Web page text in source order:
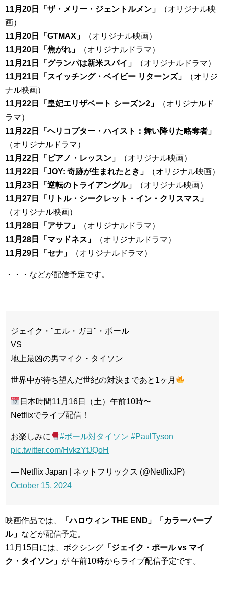
11月20日「ザ・メリー・ジェントルメン」
（オリジナル映
画）
11月20日「GTMAX」
（オリジナル映画）
11月20日「焦がれ」
（オリジナルドラマ）
11月21日「グランパは新米スパイ」
（オリジナルドラマ）
11月21日「スイッチング・ベイビー リターンズ」
（オリジ
ナル映画）
11月22日「皇妃エリザベート シーズン2」
（オリジナルド
ラマ）
11月22日「ヘリコプター・ハイスト：舞い降りた略奪者」
（オリジナルドラマ）
11月22日「ピアノ・レッスン」
（オリジナル映画）
11月22日「JOY: 奇跡が生まれたとき」
（オリジナル映画）
11月23日「逆転のトライアングル」
（オリジナル映画）
11月27日「リトル・シークレット・イン・クリスマス」
（オリジナル映画）
11月28日「アサフ」
（オリジナルドラマ）
11月28日「マッドネス」
（オリジナルドラマ）
11月29日「セナ」
（オリジナルドラマ）
・・・などが配信予定です。
ジェイク・"エル・ガヨ"・ポール
VS
地上最凶の男マイク・タイソン
世界中が待ち望んだ世紀の対決まであと1ヶ月
日本時間11月16日（土）午前10時〜
Netflixでライブ配信！
お楽しみに #ポール対タイソン #PaulTyson
pic.twitter.com/HvkzYtJQoH
— Netflix Japan | ネットフリックス (@NetflixJP)
October 15, 2024
映画作品では、
「ハロウィン THE END」「カラーパープ
ル」 などが配信予定。
11月15日には、ボクシング 「ジェイク・ポール vs マイ
ク・タイソン」 が 午前10時からライブ配信予定です。